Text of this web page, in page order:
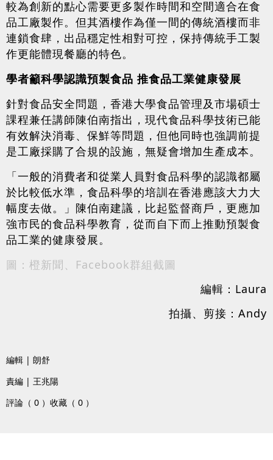
較為創新的點心需要更多製作時間和空間適合在食
品工廠製作。但其酒樓作為僅一間的傳統酒樓而非
連鎖食肆，出品穩定性相對可控，保持傳統手工製
作更能體現餐廳的特色。
學者籲科學認識預製食品 推食品工業健康發展
針對食品安全問題，香港大學食品管理及市場碩士
課程兼任講師陳伯南指出，現代食品科學技術已能
有效解決消毒、保鮮等問題，但他同時也強調前提
是工廠採購了合規的設施，無疑會增加生產成本。
「一般的消費者和從業人員對食品科學的認識都屬
於比較低水準，食品科學的培訓在香港應該大力大
幅度去做。」陳伯南建議，比起監督商戶，更應加
強市民的食品科學教育，從而自下而上推動預製食
品工業的健康發展。
圖：橙新聞、Facebook群組截圖
編輯：Laura
拍攝、剪接：Andy
編輯 | 朗舒
責編 | 王兆陽
評論（ 0 ） 收藏（ 0 ）